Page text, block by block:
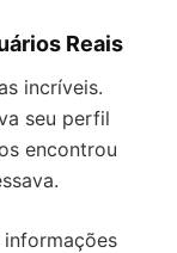
Reais
incríveis.
seu perfil
encontrou
informações